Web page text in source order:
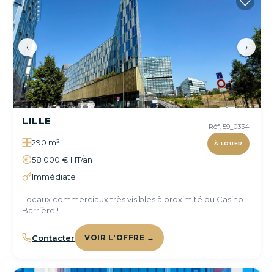
‹ ›
Réf. 59_0334
À LOUER
LILLE
290 m²
58 000 € HT/an
Immédiate
Locaux commerciaux très visibles à proximité du Casino
Barrière !
Contacter VOIR L'OFFRE →